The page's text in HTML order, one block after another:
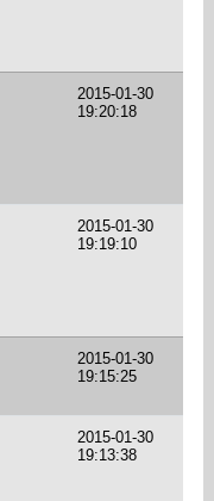
2015-01-30
19:20:18
2015-01-30
19:19:10
2015-01-30
19:15:25
2015-01-30
19:13:38